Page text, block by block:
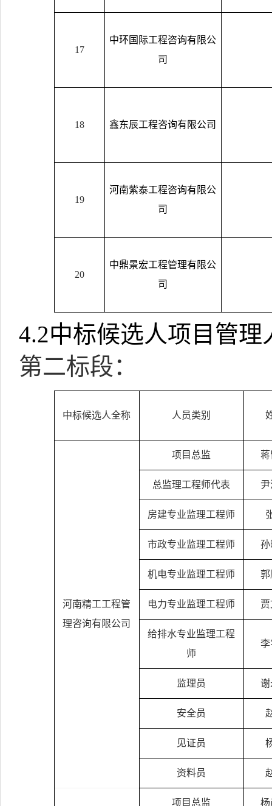
17
中环国际工程咨询有限公
司
18 鑫东辰工程咨询有限公司
19
河南紫泰工程咨询有限公
司
20
中鼎景宏工程管理有限公
司
4.2中标候选人项目管理
第二标段：
中标候选人全称 人员类别
河南精工工程管
理咨询有限公司
项目总监 蒋
总监理工程师代表 尹
房建专业监理工程师
市政专业监理工程师 孙
机电专业监理工程师 郭
电力专业监理工程师
给排水专业监理工程
师
李
监理员 谢
安全员
见证员
资料员
项目总监 杨